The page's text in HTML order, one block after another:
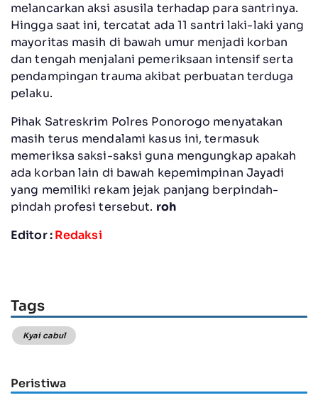
melancarkan aksi asusila terhadap para santrinya.
Hingga saat ini, tercatat ada 11 santri laki-laki yang
mayoritas masih di bawah umur menjadi korban
dan tengah menjalani pemeriksaan intensif serta
pendampingan trauma akibat perbuatan terduga
pelaku.
Pihak Satreskrim Polres Ponorogo menyatakan
masih terus mendalami kasus ini, termasuk
memeriksa saksi-saksi guna mengungkap apakah
ada korban lain di bawah kepemimpinan Jayadi
yang memiliki rekam jejak panjang berpindah-
pindah profesi tersebut. roh
Editor :Redaksi
Tags
Kyai cabul
Peristiwa